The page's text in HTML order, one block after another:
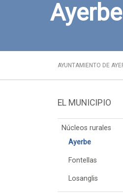
Ayerbe
AYUNTAMIENTO DE
EL MUNICIPIO
Núcleos rurales
Ayerbe
Fontellas
Losanglis